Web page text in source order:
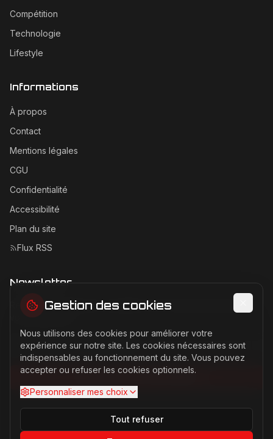
Compétition
Technologie
Lifestyle
Informations
À propos
Contact
Mentions légales
CGU
Confidentialité
Accessibilité
Plan du site
Flux RSS
Newsletter
Recevez les dernières actualités Ferrari directement dans
Adresse email pour la newsletter
S'abonner à la newsletter
Gestion des cookies
Nous utilisons des cookies pour améliorer votre
expérience sur notre site. Les cookies nécessaires sont
indispensables au fonctionnement du site. Vous pouvez
accepter ou refuser les cookies optionnels.
Personnaliser mes choix
Tout refuser